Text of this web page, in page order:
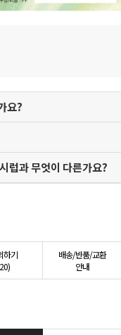
요?
럽과 무엇이 다른가요?
하기
배송/반품/교환
안내